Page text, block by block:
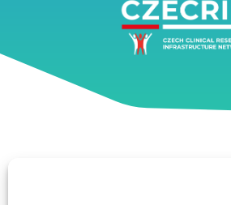
PACIENTY – zavádění